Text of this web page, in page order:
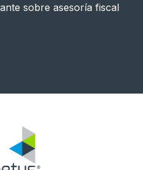
sobre asesoría fiscal